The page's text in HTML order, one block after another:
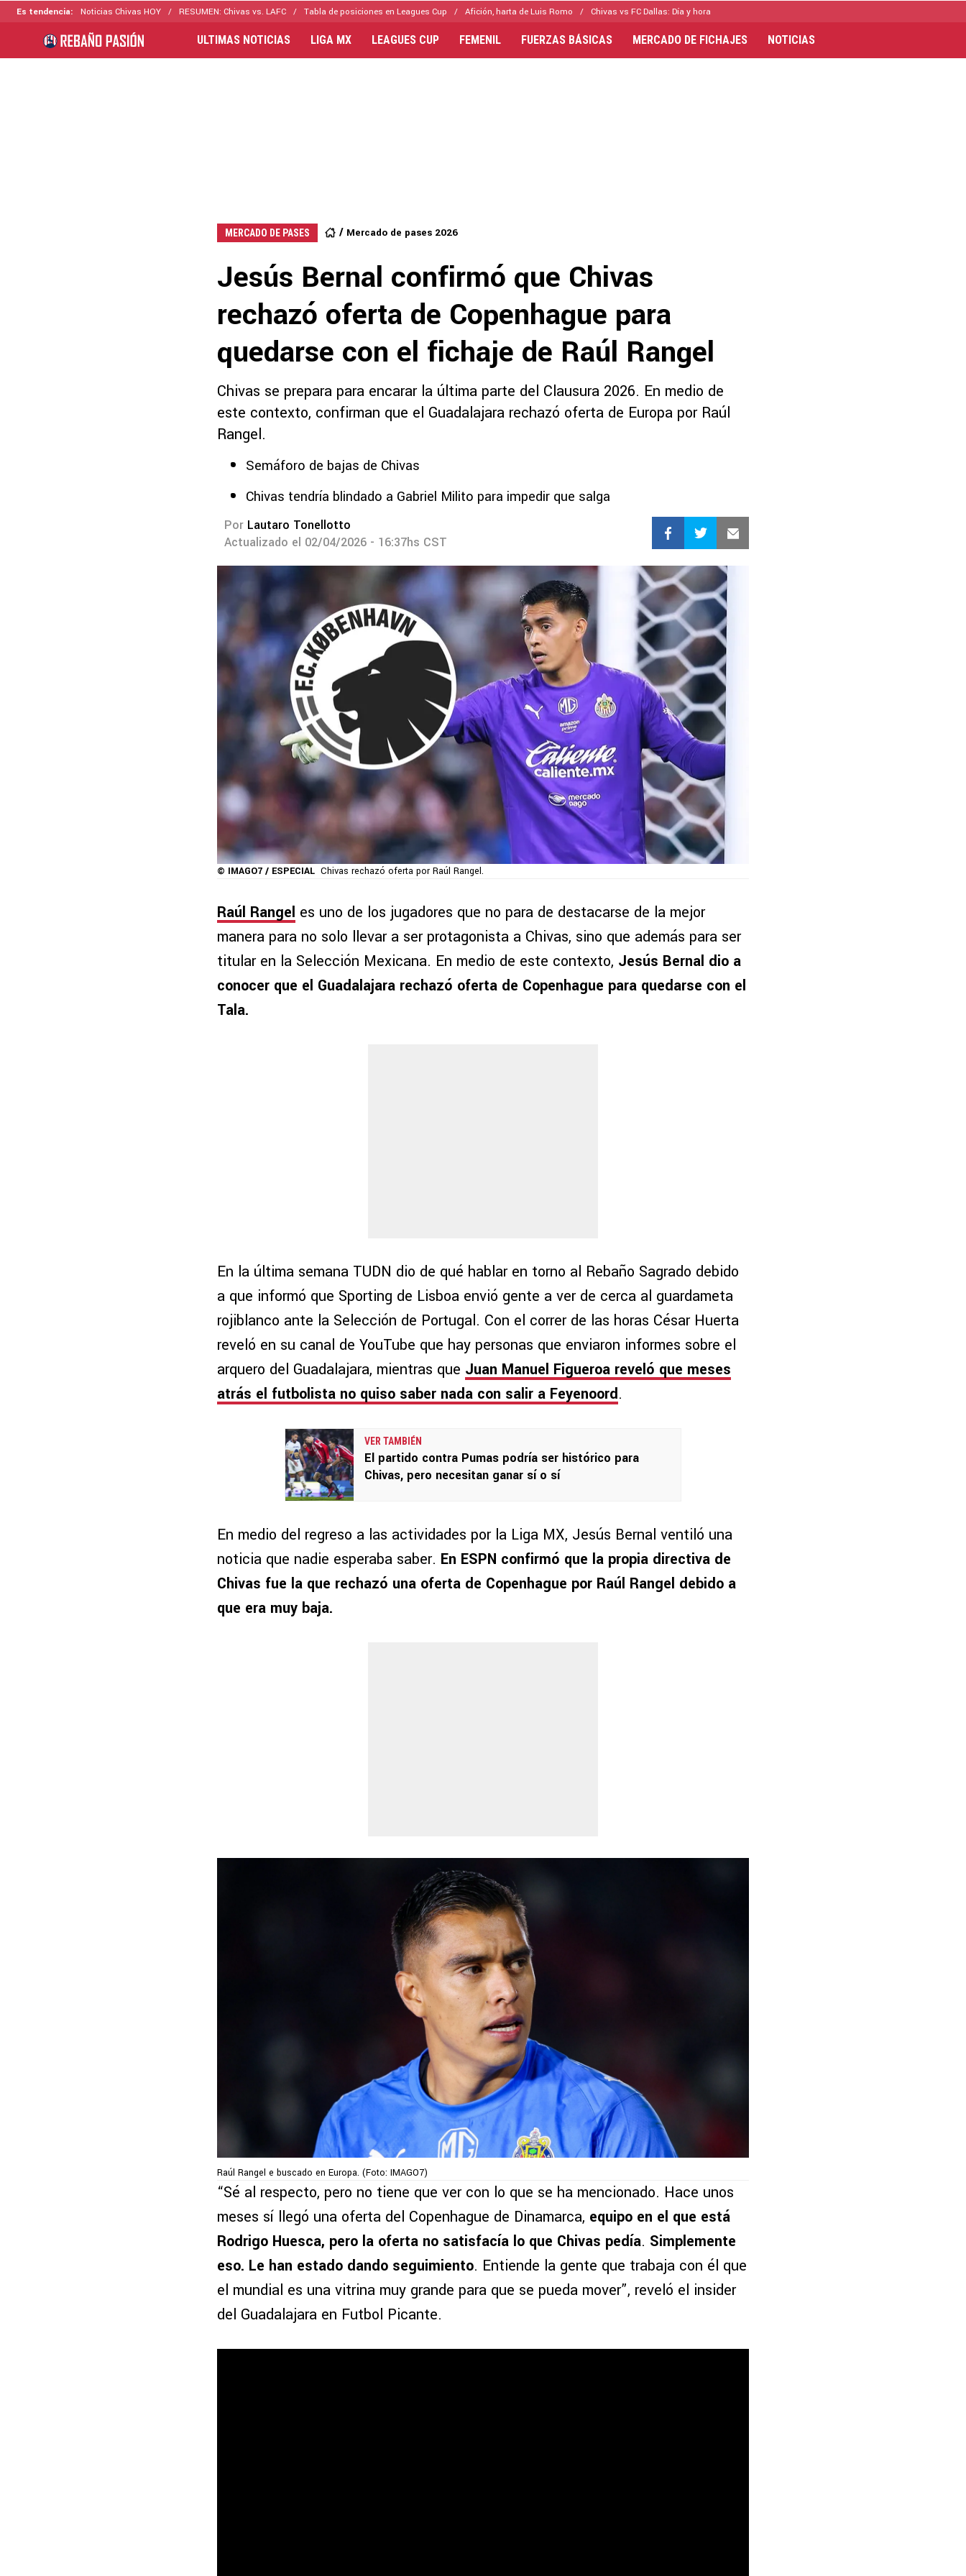
Es tendencia: Noticias Chivas HOY RESUMEN: Chivas vs. LAFC Tabla de posiciones en Leagues Cup Afición, harta de Luis Romo Chivas vs FC Dallas: Día y hora
ULTIMAS NOTICIAS LIGA MX LEAGUES CUP FEMENIL FUERZAS BÁSICAS MERCADO DE FICHAJES NOTICIAS
MERCADO DE PASES Mercado de pases 2026
Jesús Bernal confirmó que Chivas
rechazó oferta de Copenhague para
quedarse con el fichaje de Raúl Rangel
Chivas se prepara para encarar la última parte del Clausura 2026. En medio de
este contexto, confirman que el Guadalajara rechazó oferta de Europa por Raúl
Rangel.
Semáforo de bajas de Chivas
Chivas tendría blindado a Gabriel Milito para impedir que salga
Por Lautaro Tonellotto
Actualizado el 02/04/2026 - 16:37hs CST
© IMAGO7 / ESPECIAL Chivas rechazó oferta por Raúl Rangel.
Raúl Rangel es uno de los jugadores que no para de destacarse de la mejor
manera para no solo llevar a ser protagonista a Chivas, sino que además para ser
titular en la Selección Mexicana. En medio de este contexto, Jesús Bernal dio a
conocer que el Guadalajara rechazó oferta de Copenhague para quedarse con el
Tala.
En la última semana TUDN dio de qué hablar en torno al Rebaño Sagrado debido
a que informó que Sporting de Lisboa envió gente a ver de cerca al guardameta
rojiblanco ante la Selección de Portugal. Con el correr de las horas César Huerta
reveló en su canal de YouTube que hay personas que enviaron informes sobre el
arquero del Guadalajara, mientras que Juan Manuel Figueroa reveló que meses
atrás el futbolista no quiso saber nada con salir a Feyenoord.
VER TAMBIÉN
El partido contra Pumas podría ser histórico para
Chivas, pero necesitan ganar sí o sí
En medio del regreso a las actividades por la Liga MX, Jesús Bernal ventiló una
noticia que nadie esperaba saber. En ESPN confirmó que la propia directiva de
Chivas fue la que rechazó una oferta de Copenhague por Raúl Rangel debido a
que era muy baja.
Raúl Rangel e buscado en Europa. (Foto: IMAGO7)
“Sé al respecto, pero no tiene que ver con lo que se ha mencionado. Hace unos
meses sí llegó una oferta del Copenhague de Dinamarca, equipo en el que está
Rodrigo Huesca, pero la oferta no satisfacía lo que Chivas pedía. Simplemente
eso. Le han estado dando seguimiento. Entiende la gente que trabaja con él que
el mundial es una vitrina muy grande para que se pueda mover”, reveló el insider
del Guadalajara en Futbol Picante.